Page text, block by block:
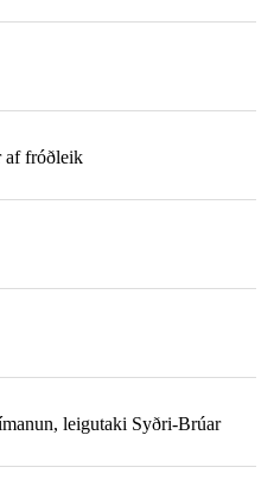
af fróðleik
leigutaki Syðri-Brúar